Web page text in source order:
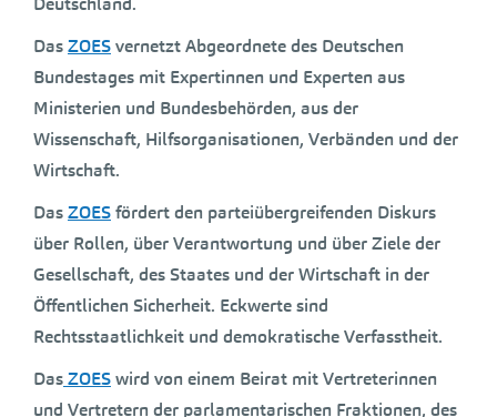
DasZOESvernetzt Abgeordnete des Deutschen
Bundestages mit Expertinnen und Experten aus
Ministerien und Bundesbehörden, aus der
Wissenschaft, Hilfsorganisationen, Verbänden und der
Wirtschaft.
DasZOESfördert den parteiübergreifenden Diskurs
über Rollen, über Verantwortung und über Ziele der
Gesellschaft, des Staates und der Wirtschaft in der
Öffentlichen Sicherheit. Eckwerte sind
Rechtsstaatlichkeit und demokratische Verfasstheit.
DasZOESwird von einem Beirat mit Vertreterinnen
und Vertretern der parlamentarischen Fraktionen, des